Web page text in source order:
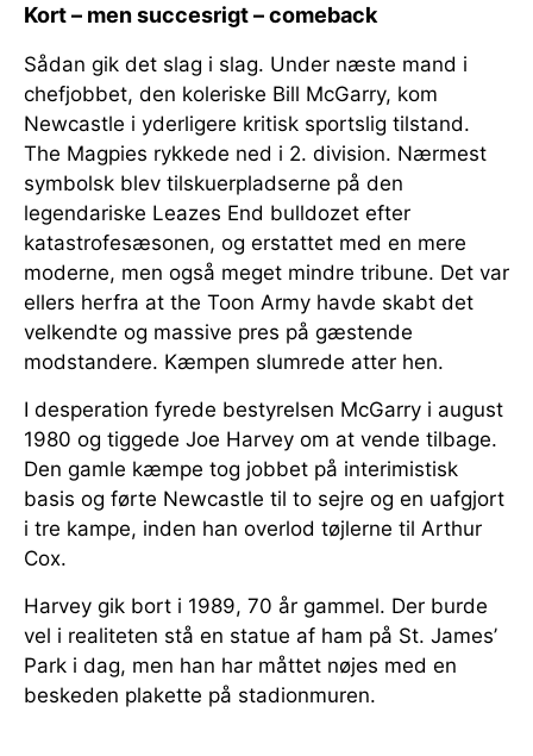
Kort – men succesrigt – comeback
Sådan gik det slag i slag. Under næste mand i
chefjobbet, den koleriske Bill McGarry, kom
Newcastle i yderligere kritisk sportslig tilstand.
The Magpies rykkede ned i 2. division. Nærmest
symbolsk blev tilskuerpladserne på den
legendariske Leazes End bulldozet efter
katastrofesæsonen, og erstattet med en mere
moderne, men også meget mindre tribune. Det var
ellers herfra at the Toon Army havde skabt det
velkendte og massive pres på gæstende
modstandere. Kæmpen slumrede atter hen.
I desperation fyrede bestyrelsen McGarry i august
1980 og tiggede Joe Harvey om at vende tilbage.
Den gamle kæmpe tog jobbet på interimistisk
basis og førte Newcastle til to sejre og en uafgjort
i tre kampe, inden han overlod tøjlerne til Arthur
Cox.
Harvey gik bort i 1989, 70 år gammel. Der burde
vel i realiteten stå en statue af ham på St. James’
Park i dag, men han har måttet nøjes med en
beskeden plakette på stadionmuren.